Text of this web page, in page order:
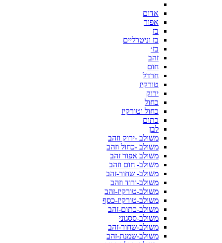
אדום
אפור
בז
בז וניטרליים
בז׳
זהב
חום
חרדל
טורקיז
ירוק
כחול
כחול וטורקיז
כתום
לבן
משולב -ירוק וזהב
משולב -כחול וזהב
משולב אפור זהב
משולב- חום וזהב
משולב- שחור-זהב
משולב-ורוד וזהב
משולב-טורקיז-זהב
משולב-טורקיז-כסף
משולב-כתום-זהב
משולב-ססגוני
משולב-שחור-זהב
משולב-שמנת-זהב